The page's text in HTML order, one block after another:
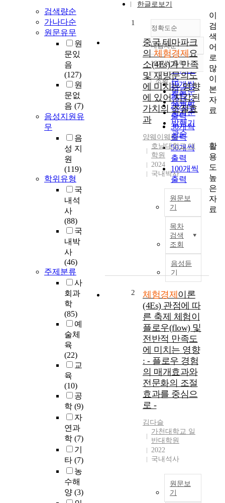
검색량순
가나다순
원문유무
원
문있
음
(127)
원
문없
음 (7)
음성지원유
무
음
성 지
원
(119)
학위유형
국
내석
사
(88)
국
내박
사
(46)
주제분류
사
회과
학
(85)
예
술체
육
(22)
교
육
(10)
공
학 (9)
자
연과
학 (7)
기
타 (7)
농
수해
양 (3)
한글로보기
정확도순
정확도
순
인기도
순
연도순
제목순
저자순
발행기
관순
내림차순
내림차순
10개씩 출력
10개씩
출력
20개씩
출력
30개씩
출력
50개씩
출력
100개씩
출력
조회
1
중국 테마파크
의 체험경제 요
소(4Es)가 만족
및 재방문의도
에 미치는 영향
에 있어 지각된
가치의 조절효
과
양웨이웨이
호남대학교 대
학원
2024
국내박사
원문보
기
목차
검색
조회
음성듣
기
2 체험경제 이론
(4Es) 관점에 따
른 축제 체험이
플로우(flow) 및
전반적 만족도
에 미치는 영향
: - 플로우 경험
의 매개효과와
전문화의 조절
효과를 중심으
로 -
김다슬
가천대학교 일
반대학원
2022
국내석사
원문보
기
이
검
색
어
로
많
이
본
자
료
활
용
도
높
은
자
료